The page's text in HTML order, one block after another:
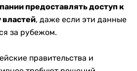
предоставлять доступ к
, даже если эти данные
за рубежом.
правительства и